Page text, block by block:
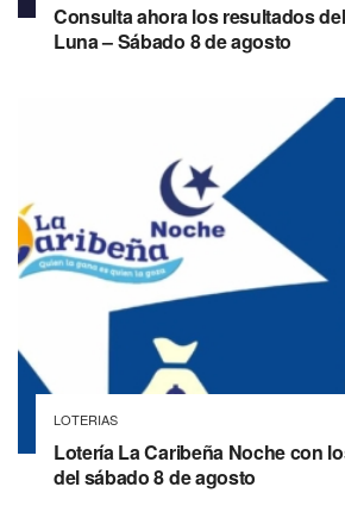
Consulta ahora los resultados
Luna – Sábado 8 de agosto
LOTERIAS
Lotería La Caribeña Noche con
del sábado 8 de agosto